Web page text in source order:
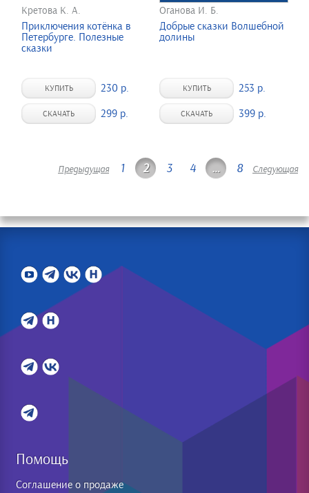
Кретова К. А.
Приключения котёнка в
Петербурге. Полезные
сказки
КУПИТЬ 230 р.
СКАЧАТЬ 299 р.
Оганова И. Б.
Добрые сказки Волшебной
долины
КУПИТЬ 253 р.
СКАЧАТЬ 399 р.
Предыдущая 1 2 3 4 … 8 Следующая
Помощь
Соглашение о продаже